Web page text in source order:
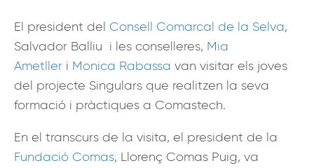
El president del Consell Comarcal de la Selva,
Salvador Balliu i les conselleres, Mia
Ametller i Monica Rabassa van visitar els joves
del projecte Singulars que realitzen la seva
formació i pràctiques a Comastech.
En el transcurs de la visita, el president de la
Fundació Comas, Llorenç Comas Puig, va